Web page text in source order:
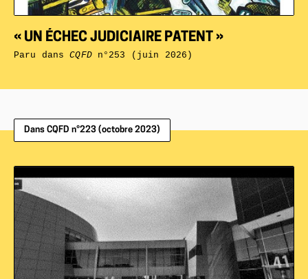
« UN ÉCHEC JUDICIAIRE PATENT »
Paru dansCQFDn°253 (juin 2026)
Dans CQFD n°223 (octobre 2023)